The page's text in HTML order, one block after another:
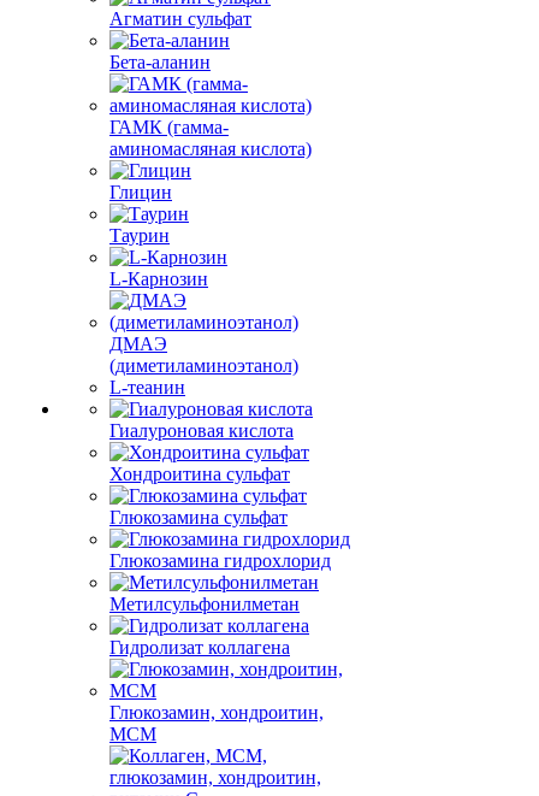
Агматин cульфат
Бета-аланин
ГАМК (гамма-
аминомасляная кислота)
Глицин
Таурин
L-Карнозин
ДМАЭ
(диметиламиноэтанол)
L-теанин
Гиалуроновая кислота
Хондроитина сульфат
Глюкозамина сульфат
Глюкозамина гидрохлорид
Метилсульфонилметан
Гидролизат коллагена
Глюкозамин, хондроитин,
МСМ